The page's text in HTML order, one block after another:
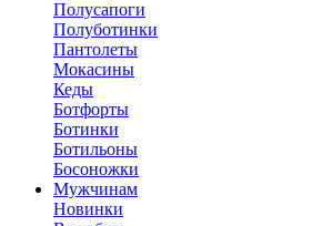
Полусапоги
Полуботинки
Пантолеты
Мокасины
Кеды
Ботфорты
Ботинки
Ботильоны
Босоножки
Мужчинам
Новинки